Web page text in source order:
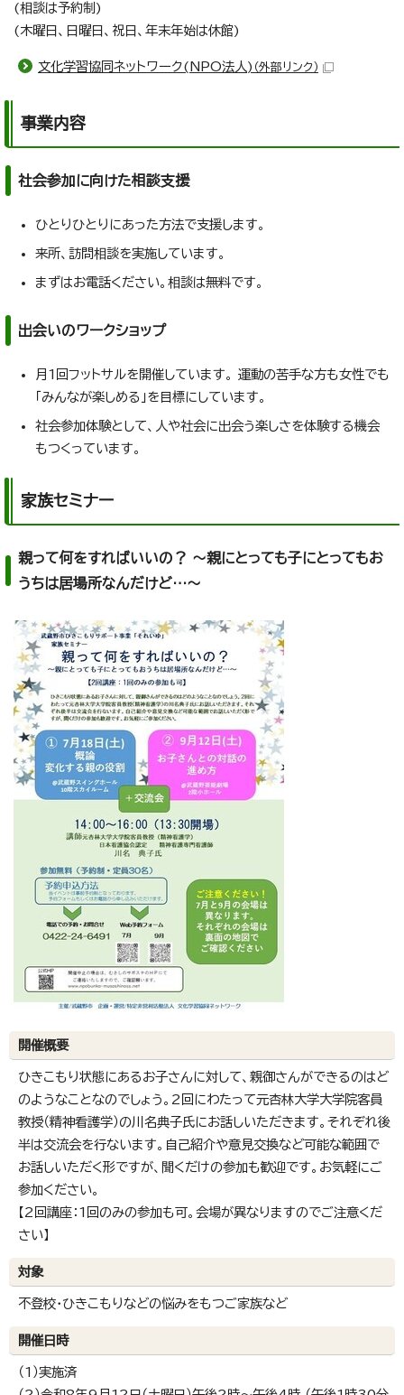
(相談は予約制)
(木曜日、日曜日、祝日、年末年始は休館)
文化学習協同ネットワーク(NPO法人) （外部リンク）
事業内容
社会参加に向けた相談支援
ひとりひとりにあった方法で支援します。
来所、訪問相談を実施しています。
まずはお電話ください。相談は無料です。
出会いのワークショップ
月1回フットサルを開催しています。 運動の苦手な方も女性でも
「みんなが楽しめる」を目標にしています。
社会参加体験として、人や社会に出会う楽しさを体験する機会
もつくっています。
家族セミナー
親って何をすればいいの？ ～親にとっても子にとってもお
うちは居場所なんだけど…～
開催概要
ひきこもり状態にあるお子さんに対して、親御さんができるのはど
のようなことなのでしょう。2回にわたって元杏林大学大学院客員
教授（精神看護学）の川名典子氏にお話しいただきます。それぞれ後
半は交流会を行ないます。自己紹介や意見交換など可能な範囲で
お話しいただく形ですが、聞くだけの参加も歓迎です。お気軽にご
参加ください。
【2回講座：1回のみの参加も可。会場が異なりますのでご注意くだ
さい】
対象
不登校・ひきこもりなどの悩みをもつご家族など
開催日時
（1）実施済